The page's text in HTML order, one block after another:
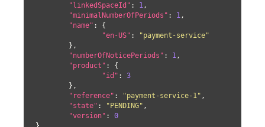
"linkedSpaceId" : 1 ,
"minimalNumberOfPeriods" : 1 ,
"name" : {
"en-US" :
"payment-service"
"numberOfNoticePeriods" : 1 ,
"product" : {
"id" : 3
"reference" : "payment-service-1" ,
"state" : "PENDING" ,
"version" : 0